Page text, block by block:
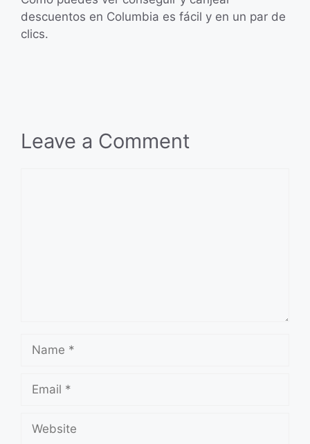
descuentos en Columbia es fácil y en un par de
clics.
Leave a Comment
Name
Email
Website